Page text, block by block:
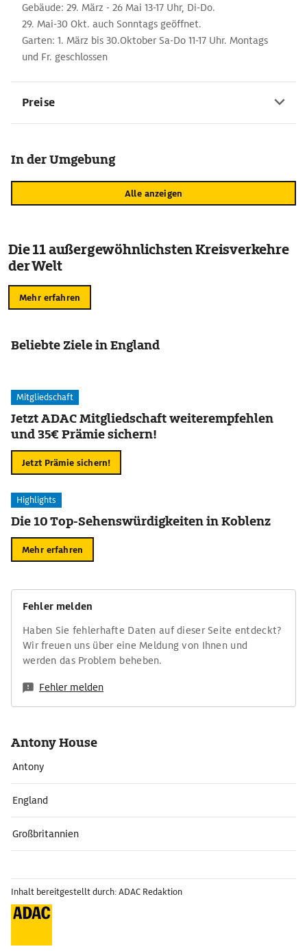
Gebäude: 29. März - 26 Mai 13-17 Uhr, Di-Do.
29. Mai-30 Okt. auch Sonntags geöffnet.
Garten: 1. März bis 30.Oktober Sa-Do 11-17 Uhr. Montags
und Fr. geschlossen
Preise
In der Umgebung
Alle anzeigen
Die 11 außergewöhnlichsten Kreisverkehre
der Welt
Mehr erfahren
Beliebte Ziele in England
Mitgliedschaft
Jetzt ADAC Mitgliedschaft weiterempfehlen
und 35€ Prämie sichern!
Jetzt Prämie sichern!
Highlights
Die 10 Top-Sehenswürdigkeiten in Koblenz
Mehr erfahren
Fehler melden
Haben Sie fehlerhafte Daten auf dieser Seite entdeckt?
Wir freuen uns über eine Meldung von Ihnen und
werden das Problem beheben.
Fehler melden
Antony House
Antony
England
Großbritannien
Inhalt bereitgestellt durch: ADAC Redaktion